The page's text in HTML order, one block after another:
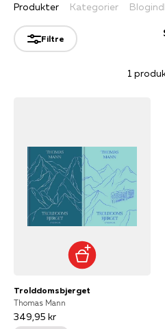
Produkter
Filtre
1
Trolddomsbjerget
Thomas Mann
349,95 kr
Kategorier